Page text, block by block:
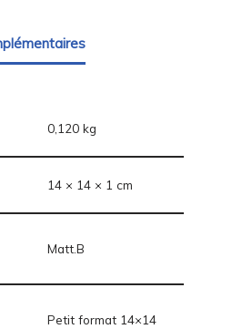
0,120 kg
14 × 14 × 1 cm
Matt.B
Petit format 14×14